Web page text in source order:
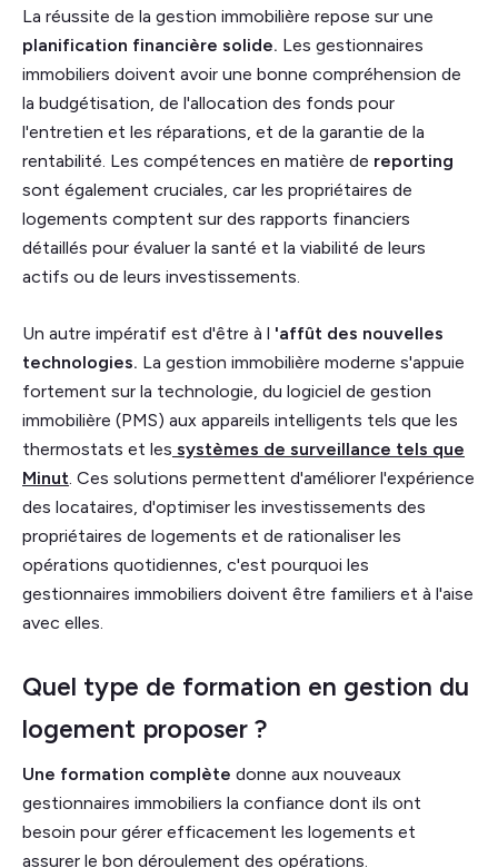
La réussite de la gestion immobilière repose sur une
planification financière solide. Les gestionnaires
immobiliers doivent avoir une bonne compréhension de
la budgétisation, de l'allocation des fonds pour
l'entretien et les réparations, et de la garantie de la
rentabilité. Les compétences en matière de reporting
sont également cruciales, car les propriétaires de
logements comptent sur des rapports financiers
détaillés pour évaluer la santé et la viabilité de leurs
actifs ou de leurs investissements.
Un autre impératif est d'être à l 'affût des nouvelles
technologies. La gestion immobilière moderne s'appuie
fortement sur la technologie, du logiciel de gestion
immobilière (PMS) aux appareils intelligents tels que les
thermostats et les systèmes de surveillance tels que
Minut. Ces solutions permettent d'améliorer l'expérience
des locataires, d'optimiser les investissements des
propriétaires de logements et de rationaliser les
opérations quotidiennes, c'est pourquoi les
gestionnaires immobiliers doivent être familiers et à l'aise
avec elles.
Quel type de formation en gestion du
logement proposer ?
Une formation complète donne aux nouveaux
gestionnaires immobiliers la confiance dont ils ont
besoin pour gérer efficacement les logements et
assurer le bon déroulement des opérations.